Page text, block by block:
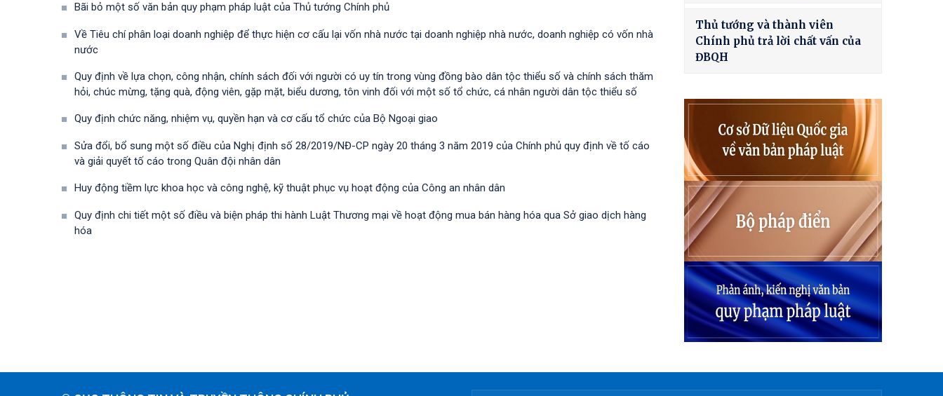
Bãi bỏ một số văn bản quy phạm pháp luật của Thủ tướng Chính phủ
Về Tiêu chí phân loại doanh nghiệp để thực hiện cơ cấu lại vốn nhà nước tại doanh nghiệp nhà nước, doanh nghiệp có vốn nhà
nước
Quy định về lựa chọn, công nhận, chính sách đối với người có uy tín trong vùng đồng bào dân tộc thiểu số và chính sách thăm
hỏi, chúc mừng, tặng quà, động viên, gặp mặt, biểu dương, tôn vinh đối với một số tổ chức, cá nhân người dân tộc thiểu số
Quy định chức năng, nhiệm vụ, quyền hạn và cơ cấu tổ chức của Bộ Ngoại giao
Sửa đổi, bổ sung một số điều của Nghị định số 28/2019/NĐ-CР ngày 20 tháng 3 năm 2019 của Chính phủ quy định về tố cáo
và giải quyết tố cáo trong Quân đội nhân dân
Huy động tiềm lực khoa học và công nghệ, kỹ thuật phục vụ hoạt động của Công an nhân dân
Quy định chi tiết một số điều và biện pháp thi hành Luật Thương mại về hoạt động mua bán hàng hóa qua Sở giao dịch hàng
hóa
Thủ tướng và thành viên
Chính phủ trả lời chất vấn của
ĐBQH